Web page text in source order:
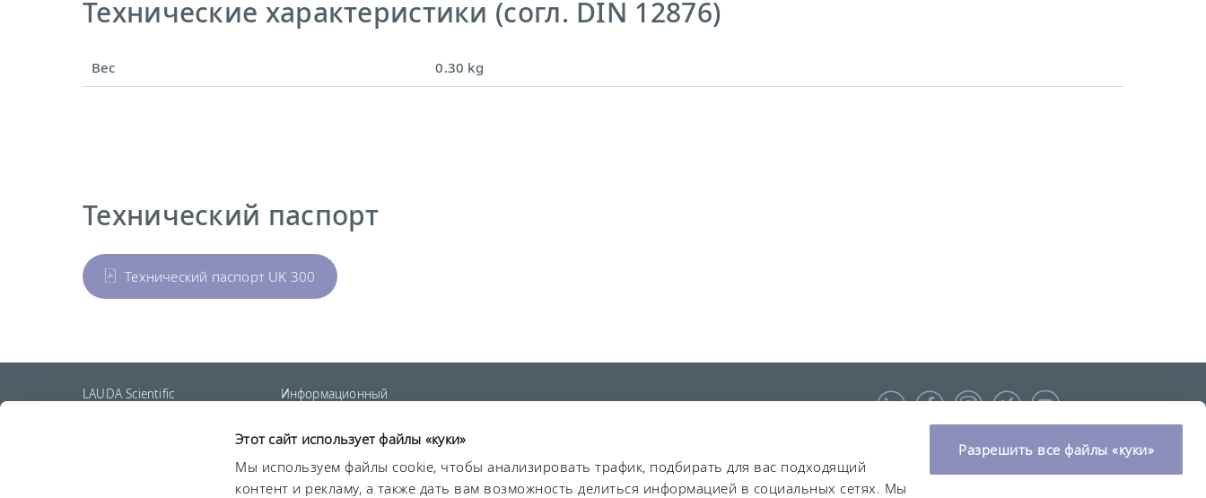
Этот сайт использует файлы «куки»
Мы используем файлы cookie, чтобы анализировать трафик, подбирать для вас подходящий
контент и рекламу, а также дать вам возможность делиться информацией в социальных сетях. Мы
Разрешить все файлы «куки»
Технические характеристики (согл. DIN 12876)
Вес 0.30 kg
Технический паспорт
Технический паспорт UK 300
LAUDA Scientific
Информационный
Условия гарантии Защита данных Безопасность Карта сайта